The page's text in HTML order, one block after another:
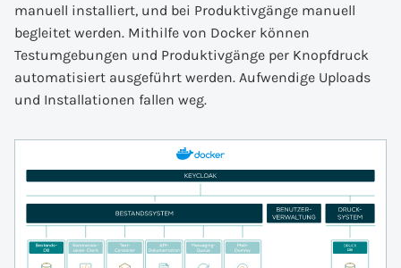
manuell installiert, und bei Produktivgänge manuell
begleitet werden. Mithilfe von Docker können
Testumgebungen und Produktivgänge per Knopfdruck
automatisiert ausgeführt werden. Aufwendige Uploads
und Installationen fallen weg.